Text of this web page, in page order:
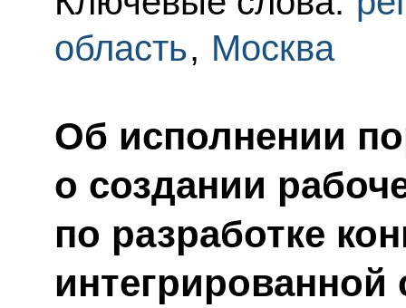
область, Москва
Об исполнении
о создании
по разработке